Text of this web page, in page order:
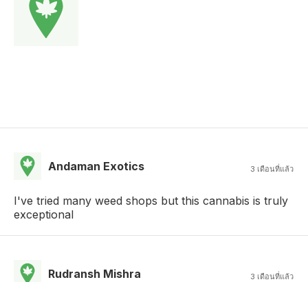
Andaman Exotics 3 เดือนที่แล้ว
I've tried many weed shops but this cannabis is truly
exceptional
Rudransh Mishra 3 เดือนที่แล้ว